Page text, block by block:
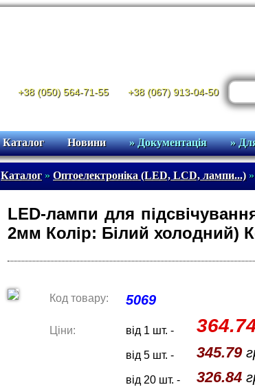
+38 (050) 564-71-55 +38 (067) 913-04-50
Каталог Новини » Документація »
Каталог» Оптоелектроніка (LED, LCD, лампи...)»
LED-лампи для
2мм Колір: Білий холодний)
Код товару: 5069
Ціни: від 1 шт. -
від 5 шт. - 345.79
від 20 шт. - 326.84